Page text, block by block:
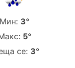
Мин: 3°
5°
се: 3°